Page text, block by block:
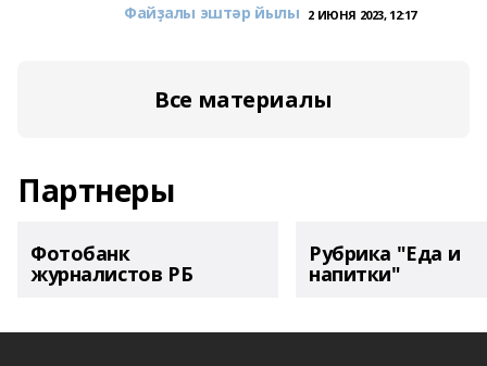
Файҙалы эштәр йылы 2 ИЮНЯ 2023, 12:17
Все материалы
Партнеры
Фотобанк
журналистов РБ
Рубрика "Еда и
напитки"